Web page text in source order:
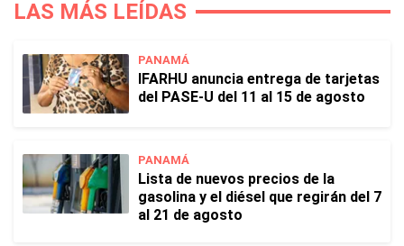
LAS MÁS LEÍDAS
PANAMÁ
IFARHU anuncia entrega de tarjetas
del PASE-U del 11 al 15 de agosto
PANAMÁ
Lista de nuevos precios de la
gasolina y el diésel que regirán del 7
al 21 de agosto